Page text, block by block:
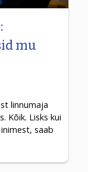
mu
linnumaja
Kõik. Lisks kui
saab